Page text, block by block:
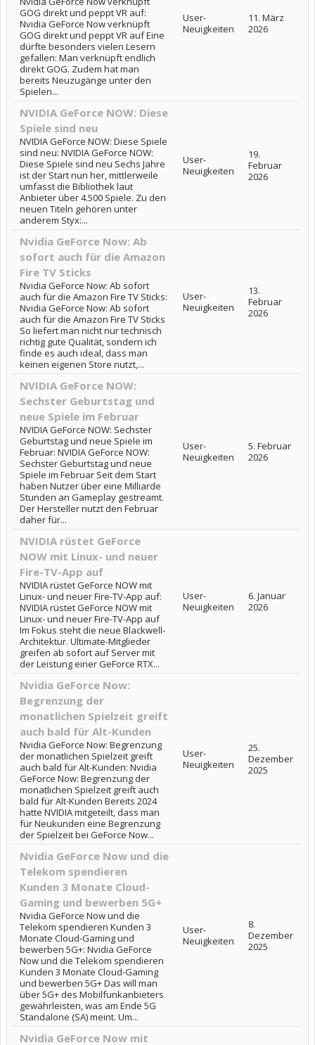
GOG direkt und peppt VR auf:
Nvidia GeForce Now verknüpft
GOG direkt und peppt VR auf Eine
dürfte besonders vielen Lesern
gefallen: Man verknüpft endlich
direkt GOG. Zudem hat man
bereits Neuzugänge unter den
Spielen...
User-
Neuigkeiten
11. März
2026
NVIDIA GeForce NOW: Diese
Spiele sind neu
NVIDIA GeForce NOW: Diese Spiele
sind neu: NVIDIA GeForce NOW:
Diese Spiele sind neu Sechs Jahre
ist der Start nun her, mittlerweile
umfasst die Bibliothek laut
Anbieter über 4.500 Spiele. Zu den
neuen Titeln gehören unter
anderem Styx:...
User-
Neuigkeiten
19.
Februar
2026
Nvidia GeForce Now: Ab
sofort auch für die Amazon
Fire TV Sticks
Nvidia GeForce Now: Ab sofort
auch für die Amazon Fire TV Sticks:
Nvidia GeForce Now: Ab sofort
auch für die Amazon Fire TV Sticks
So liefert man nicht nur technisch
richtig gute Qualität, sondern ich
finde es auch ideal, dass man
keinen eigenen Store nutzt,...
User-
Neuigkeiten
13.
Februar
2026
NVIDIA GeForce NOW:
Sechster Geburtstag und
neue Spiele im Februar
NVIDIA GeForce NOW: Sechster
Geburtstag und neue Spiele im
Februar: NVIDIA GeForce NOW:
Sechster Geburtstag und neue
Spiele im Februar Seit dem Start
haben Nutzer über eine Milliarde
Stunden an Gameplay gestreamt.
Der Hersteller nutzt den Februar
daher für...
User-
Neuigkeiten
5. Februar
2026
NVIDIA rüstet GeForce
NOW mit Linux- und neuer
Fire-TV-App auf
NVIDIA rüstet GeForce NOW mit
Linux- und neuer Fire-TV-App auf:
NVIDIA rüstet GeForce NOW mit
Linux- und neuer Fire-TV-App auf
Im Fokus steht die neue Blackwell-
Architektur. Ultimate-Mitglieder
greifen ab sofort auf Server mit
der Leistung einer GeForce RTX...
User-
Neuigkeiten
6. Januar
2026
Nvidia GeForce Now:
Begrenzung der
monatlichen Spielzeit greift
auch bald für Alt-Kunden
Nvidia GeForce Now: Begrenzung
der monatlichen Spielzeit greift
auch bald für Alt-Kunden: Nvidia
GeForce Now: Begrenzung der
monatlichen Spielzeit greift auch
bald für Alt-Kunden Bereits 2024
hatte NVIDIA mitgeteilt, dass man
für Neukunden eine Begrenzung
der Spielzeit bei GeForce Now...
User-
Neuigkeiten
25.
Dezember
2025
Nvidia GeForce Now und die
Telekom spendieren
Kunden 3 Monate Cloud-
Gaming und bewerben 5G+
Nvidia GeForce Now und die
Telekom spendieren Kunden 3
Monate Cloud-Gaming und
bewerben 5G+: Nvidia GeForce
Now und die Telekom spendieren
Kunden 3 Monate Cloud-Gaming
und bewerben 5G+ Das will man
über 5G+ des Mobilfunkanbieters
gewährleisten, was am Ende 5G
Standalone (SA) meint. Um...
User-
Neuigkeiten
8.
Dezember
2025
Nvidia GeForce Now mit